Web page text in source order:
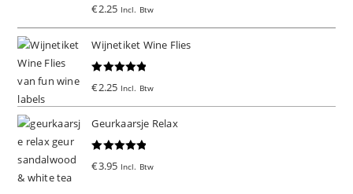
€2.25 Incl. Btw
Wijnetiket Wine Flies
€2.25 Incl. Btw
Geurkaarsje Relax
€3.95 Incl. Btw